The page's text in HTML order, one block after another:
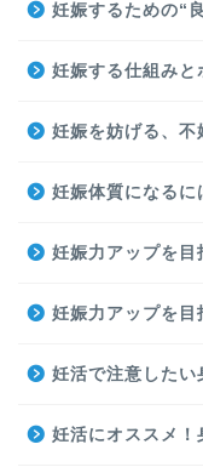
妊娠するための“
妊娠する仕組みと
妊娠を妨げる、不
妊娠体質になるに
妊娠力アップを目
妊娠力アップを目
妊活で注意したい
妊活にオススメ！